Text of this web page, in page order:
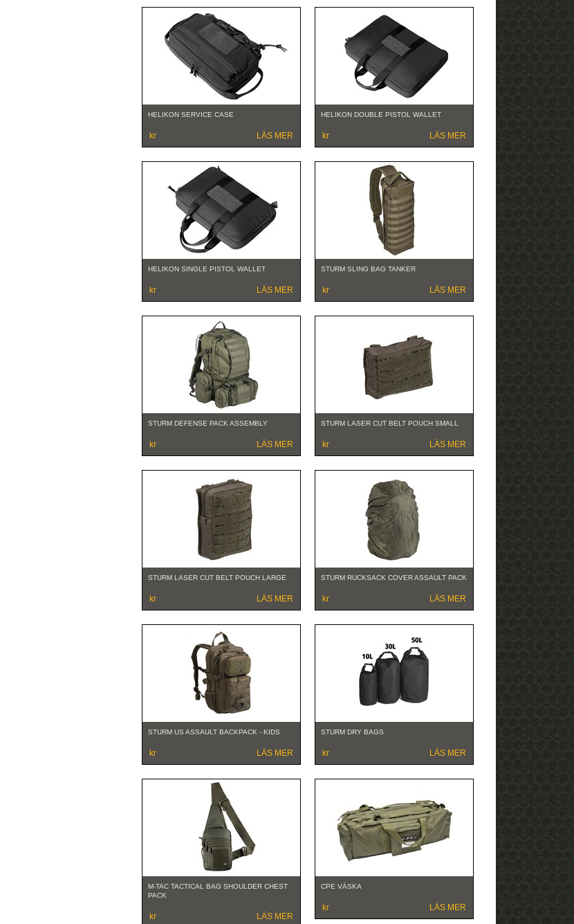
HELIKON SERVICE CASE
kr LÄS MER
HELIKON DOUBLE PISTOL WALLET
kr LÄS MER
HELIKON SINGLE PISTOL WALLET
kr LÄS MER
STURM SLING BAG TANKER
kr LÄS MER
STURM DEFENSE PACK ASSEMBLY
kr LÄS MER
STURM LASER CUT BELT POUCH SMALL
kr LÄS MER
STURM LASER CUT BELT POUCH LARGE
kr LÄS MER
STURM RUCKSACK COVER ASSAULT PACK
kr LÄS MER
STURM US ASSAULT BACKPACK - KIDS
kr LÄS MER
STURM DRY BAGS
kr LÄS MER
M-TAC TACTICAL BAG SHOULDER CHEST
PACK
kr LÄS MER
CPE VÄSKA
kr LÄS MER